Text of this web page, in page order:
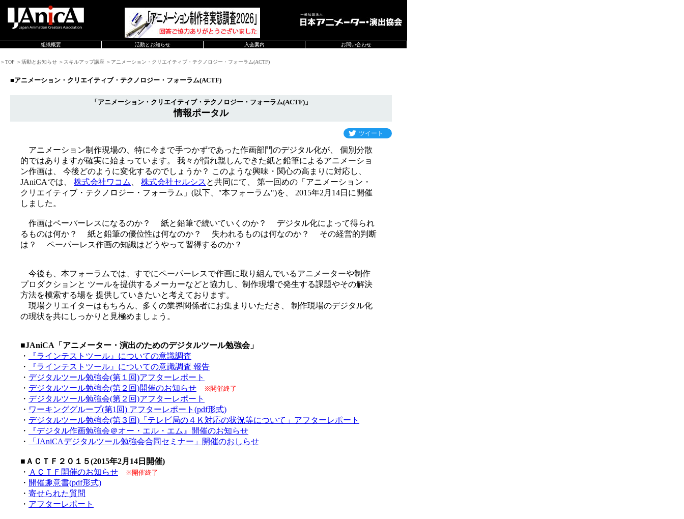
組織概要 活動とお知らせ 入会案内 お問い合わせ
＞TOP ＞活動とお知らせ ＞スキルアップ講座 ＞アニメーション・クリエイティブ・テクノロジー・フォーラム(ACTF)
■アニメーション・クリエイティブ・テクノロジー・フォーラム(ACTF)
「アニメーション・クリエイティブ・テクノロジー・フォーラム(ACTF)」
情報ポータル
ツイート
アニメーション制作現場の、特に今まで手つかずであった作画部門のデジタル化が、 個別分散
的ではありますが確実に始まっています。 我々が慣れ親しんできた紙と鉛筆によるアニメーショ
ン作画は、 今後どのように変化するのでしょうか？ このような興味・関心の高まりに対応し、
JAniCAでは、 株式会社ワコム 株式会社セルシス と共同にて、 第一回めの「アニメーション・
クリエイティブ・テクノロジー・フォーラム」(以下、"本フォーラム")を、 2015年2月14日に開催
しました。
作画はペーパーレスになるのか？ 紙と鉛筆で続いていくのか？ デジタル化によって得られ
るものは何か？ 紙と鉛筆の優位性は何なのか？ 失われるものは何なのか？ その経営的判断
は？ ペーパーレス作画の知識はどうやって習得するのか？
今後も、本フォーラムでは、すでにペーパーレスで作画に取り組んでいるアニメーターや制作
プロダクションと ツールを提供するメーカーなどと協力し、制作現場で発生する課題やその解決
方法を模索する場を 提供していきたいと考えております。
現場クリエイターはもちろん、多くの業界関係者にお集まりいただき、 制作現場のデジタル化
の現状を共にしっかりと見極めましょう。
■JAniCA「アニメーター・演出のためのデジタルツール勉強会」
・
『ラインテストツール』についての意識調査
・
『ラインテストツール』についての意識調査 報告
・ デジタルツール勉強会(第１回)アフターレポート
・ デジタルツール勉強会(第２回)開催のお知らせ ※開催終了
・ デジタルツール勉強会(第２回)アフターレポート
・ ワーキンググループ(第1回) アフターレポート(pdf形式)
・ デジタルツール勉強会(第３回)「テレビ局の４Ｋ対応の状況等について」アフターレポート
・
『デジタル作画勉強会＠オー・エル・エム』開催のお知らせ
・
「JAniCAデジタルツール勉強会合同セミナー」開催のおしらせ
■ＡＣＴＦ２０１５(2015年2月14日開催)
・ ＡＣＴＦ開催のお知らせ ※開催終了
・ 開催趣意書(pdf形式)
・ 寄せられた質問
・ アフターレポート